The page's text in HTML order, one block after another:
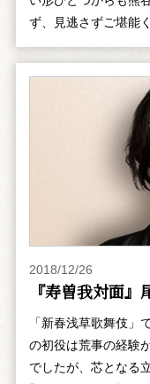
ず、見逃さずご堪能
2018/12/26
『寿曽我対面』
「新春浅草歌舞伎」
の初役は荒事の経験
でしたが、芯となる